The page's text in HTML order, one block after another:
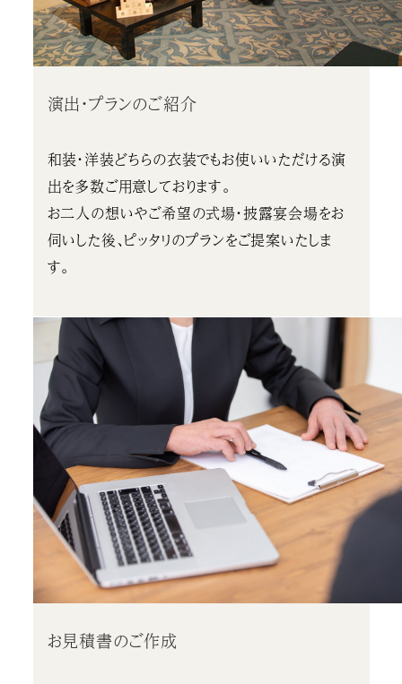
演出・プランのご紹介
和装・洋装どちらの衣装でもお使いいただける演
出を多数ご用意しております。
お二人の想いやご希望の式場・披露宴会場をお
伺いした後、ピッタリのプランをご提案いたしま
す。
お見積書のご作成